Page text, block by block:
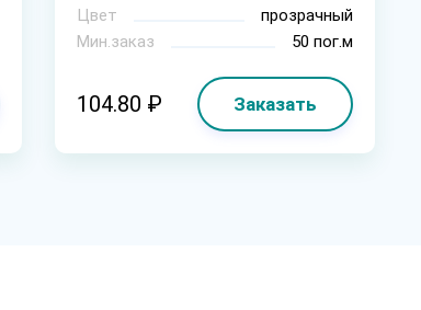
Цвет
прозрачный
Мин.заказ
50 пог.м
104.80 ₽ Заказать